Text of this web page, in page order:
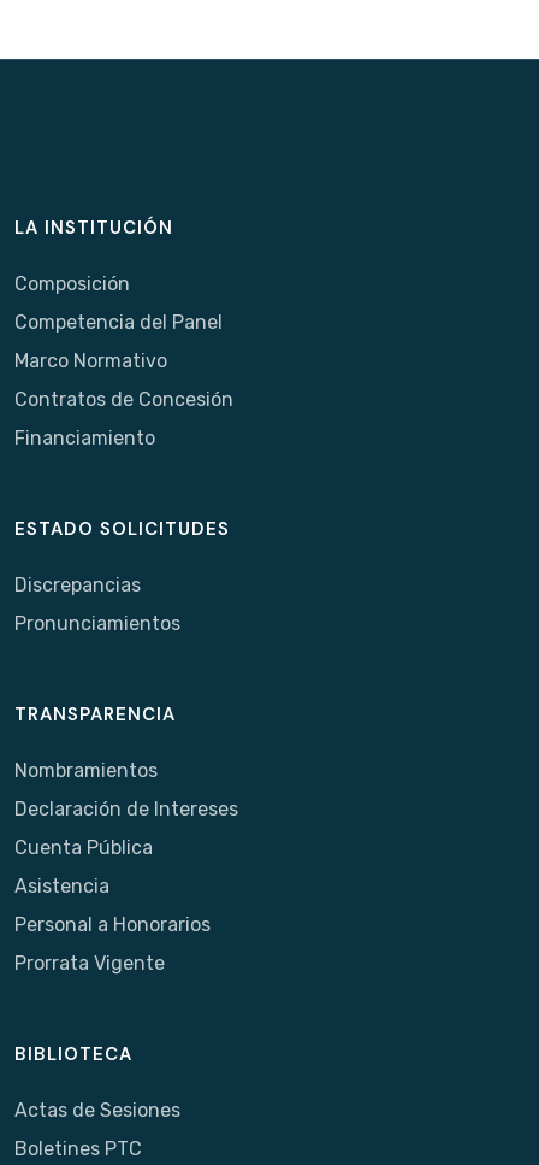
LA INSTITUCIÓN
Composición
Competencia del Panel
Marco Normativo
Contratos de Concesión
Financiamiento
ESTADO SOLICITUDES
Discrepancias
Pronunciamientos
TRANSPARENCIA
Nombramientos
Declaración de Intereses
Cuenta Pública
Asistencia
Personal a Honorarios
Prorrata Vigente
BIBLIOTECA
Actas de Sesiones
Boletines PTC